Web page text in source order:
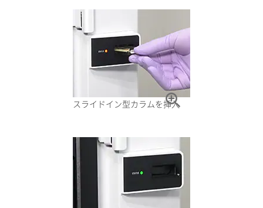
スライドイン型カラムを挿入